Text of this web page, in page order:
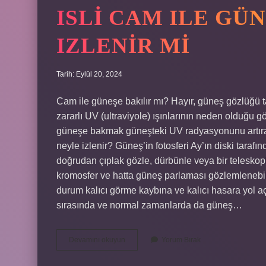
ISLI CAM ILE
IZLENIR MI
Tarih: Eylül 20, 2024
Cam ile güneşe bakılır mı? Hayır, güneş
zararlı UV (ultraviyole) ışınlarının neden olduğu
güneşe bakmak güneşteki UV radyasyonunu
neyle izlenir? Güneş’in fotosferi Ay’ın diski
doğrudan çıplak gözle, dürbünle veya bir
kromosfer ve hatta güneş parlaması
durum kalıcı görme kaybına ve kalıcı hasara yol
sırasında ve normal zamanlarda da güneş…